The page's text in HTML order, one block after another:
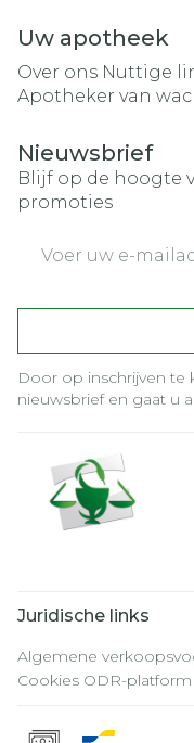
Uw apotheek
Over ons Nuttige
Apotheker van
Nieuwsbrief
Blijf op de hoogte
promoties
Door op inschrijven te
nieuwsbrief en gaat u
Juridische links
Algemene
Cookies ODR-platform